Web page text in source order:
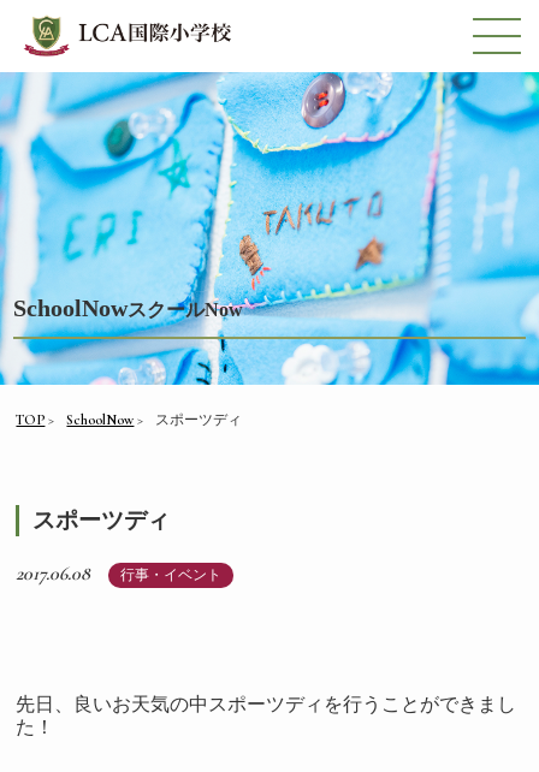
SchoolNowスクールNow
TOP SchoolNow スポーツディ
スポーツディ
2017.06.08 行事・イベント
先日、良いお天気の中スポーツディを行うことができまし
た！